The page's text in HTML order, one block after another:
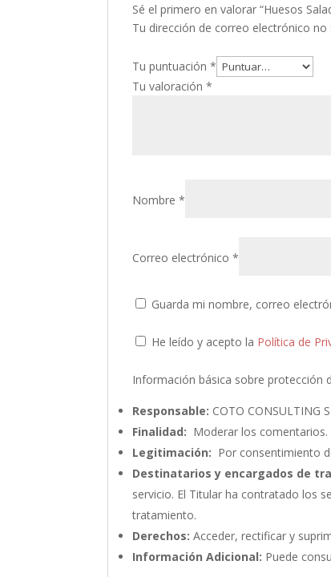
Sé el primero en valorar “Huesos
Tu dirección de correo electrónico no
Tu puntuación*
Tu valoración*
Nombre*
Correo electrónico*
Guarda mi nombre, correo
He leído y acepto la Política de
Información básica sobre protección
Responsable: COTO CONSULTING
Finalidad: Moderar los comentarios.
Legitimación: Por consentimiento
Destinatarios y encargados de
servicio. El Titular ha contratado los
tratamiento.
Derechos: Acceder, rectificar y
Información Adicional: Puede